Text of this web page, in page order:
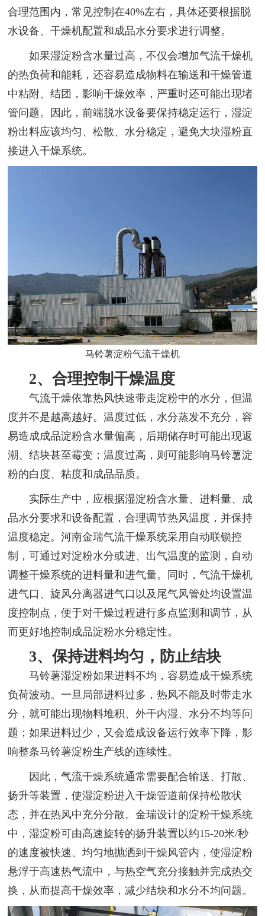
合理范围内，常见控制在40%左右，具体还要根据脱
水设备、干燥机配置和成品水分要求进行调整。
如果湿淀粉含水量过高，不仅会增加气流干燥机
的热负荷和能耗，还容易造成物料在输送和干燥管道
中粘附、结团，影响干燥效率，严重时还可能出现堵
管问题。因此，前端脱水设备要保持稳定运行，湿淀
粉出料应该均匀、松散、水分稳定，避免大块湿粉直
接进入干燥系统。
马铃薯淀粉气流干燥机
2、合理控制干燥温度
气流干燥依靠热风快速带走淀粉中的水分，但温
度并不是越高越好。温度过低，水分蒸发不充分，容
易造成成品淀粉含水量偏高，后期储存时可能出现返
潮、结块甚至霉变；温度过高，则可能影响马铃薯淀
粉的白度、粘度和成品品质。
实际生产中，应根据湿淀粉含水量、进料量、成
品水分要求和设备配置，合理调节热风温度，并保持
温度稳定。河南金瑞气流干燥系统采用自动联锁控
制，可通过对淀粉水分或进、出气温度的监测，自动
调整干燥系统的进料量和进气量。同时，气流干燥机
进气口、旋风分离器进气口以及尾气风管处均设置温
度控制点，便于对干燥过程进行多点监测和调节，从
而更好地控制成品淀粉水分稳定性。
3、保持进料均匀，防止结块
马铃薯湿淀粉如果进料不均，容易造成干燥系统
负荷波动。一旦局部进料过多，热风不能及时带走水
分，就可能出现物料堆积、外干内湿、水分不均等问
题；如果进料过少，又会造成设备运行效率下降，影
响整条马铃薯淀粉生产线的连续性。
因此，气流干燥系统通常需要配合输送、打散、
扬升等装置，使湿淀粉进入干燥管道前保持松散状
态，并在热风中充分分散。金瑞设计的淀粉干燥系统
中，湿淀粉可由高速旋转的扬升装置以约15-20米/秒
的速度被快速、均匀地抛洒到干燥风管内，使湿淀粉
悬浮于高速热气流中，与热空气充分接触并完成热交
换，从而提高干燥效率，减少结块和水分不均问题。